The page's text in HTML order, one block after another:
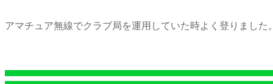
アマチュア無線でクラブ局を運用していた時よく登りました